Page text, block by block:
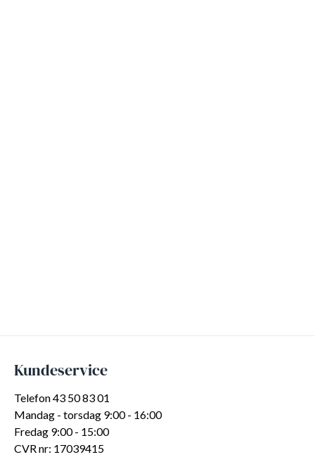
Kundeservice
Telefon 43 50 83 01
Mandag - torsdag 9:00 - 16:00
Fredag 9:00 - 15:00
CVR nr: 17039415